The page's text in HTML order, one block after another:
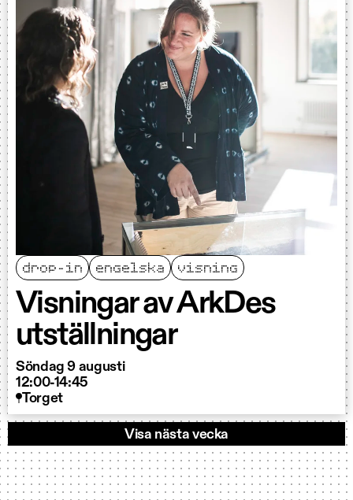
drop-in engelska visning
Visningar av ArkDes
utställningar
Söndag 9 augusti
12:00-14:45
Torget
Visa nästa vecka